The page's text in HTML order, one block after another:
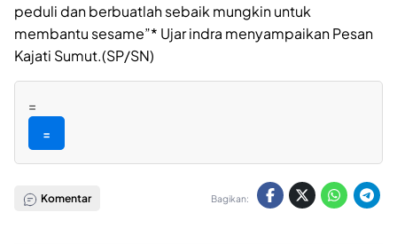
peduli dan berbuatlah sebaik mungkin untuk
membantu sesame”* Ujar indra menyampaikan Pesan
Kajati Sumut.(SP/SN)
=
=
Komentar Bagikan: